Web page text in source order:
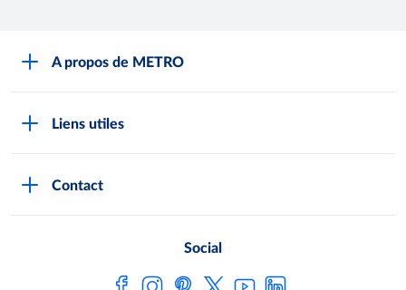
A propos de METRO
Liens utiles
Contact
Social